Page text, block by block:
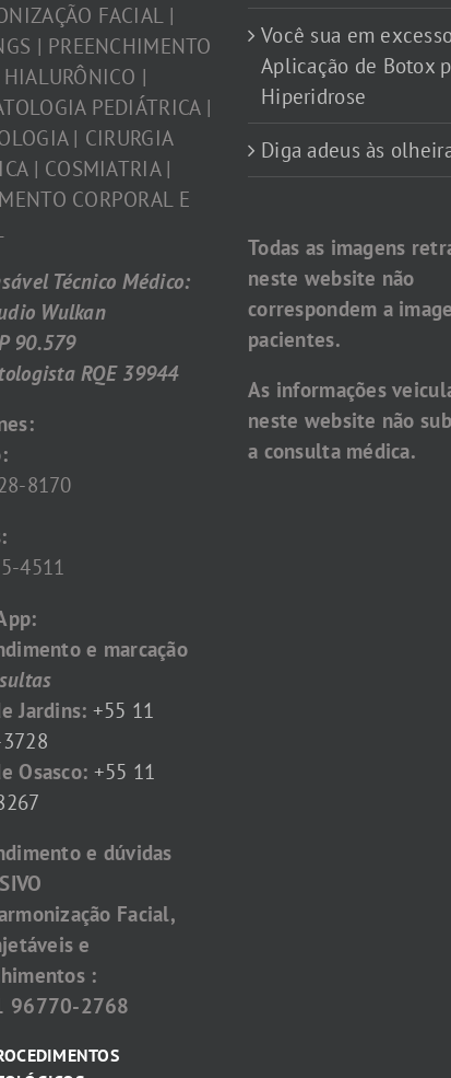
FACIAL |
| PREENCHIMENTO
|
PEDIÁTRICA |
| CIRURGIA
| COSMIATRIA |
CORPORAL E
Técnico Médico:
Wulkan
90.579
RQE 39944
8170
4511
e marcação
Jardins: +55 11
Osasco: +55 11
e dúvidas
Facial,
e
:
96770-2768
Você sua em
Aplicação de Botox
Hiperidrose
Diga adeus às
Todas as imagens
neste website não
correspondem a
pacientes.
As informações
neste website não
a consulta médica.